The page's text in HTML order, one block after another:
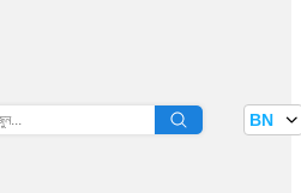
বাতায়ন BN